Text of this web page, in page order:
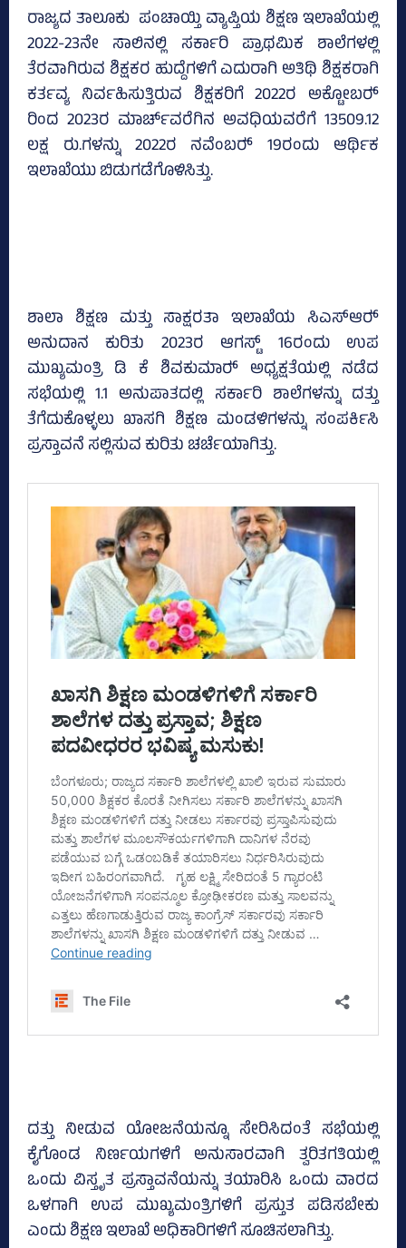
ರಾಜ್ಯದ ತಾಲೂಕು ಪಂಚಾಯ್ತಿ ವ್ಯಾಪ್ತಿಯ ಶಿಕ್ಷಣ ಇಲಾಖೆಯಲ್ಲಿ
2022-23ನೇ ಸಾಲಿನಲ್ಲಿ ಸರ್ಕಾರಿ ಪ್ರಾಥಮಿಕ ಶಾಲೆಗಳಲ್ಲಿ
ತೆರವಾಗಿರುವ ಶಿಕ್ಷಕರ ಹುದ್ದೆಗಳಿಗೆ ಎದುರಾಗಿ ಅತಿಥಿ ಶಿಕ್ಷಕರಾಗಿ
ಕರ್ತವ್ಯ ನಿರ್ವಹಿಸುತ್ತಿರುವ ಶಿಕ್ಷಕರಿಗೆ 2022ರ ಅಕ್ಟೋಬರ್‍‌
ರಿಂದ 2023ರ ಮಾರ್ಚ್‌ವರೆಗಿನ ಅವಧಿಯವರೆಗೆ 13509.12
ಲಕ್ಷ ರು.ಗಳನ್ನು 2022ರ ನವೆಂಬರ್‍‌ 19ರಂದು ಆರ್ಥಿಕ
ಇಲಾಖೆಯು ಬಿಡುಗಡೆಗೊಳಿಸಿತ್ತು.
ಶಾಲಾ ಶಿಕ್ಷಣ ಮತ್ತು ಸಾಕ್ಷರತಾ ಇಲಾಖೆಯ ಸಿಎಸ್‌ಆರ್‍‌
ಅನುದಾನ ಕುರಿತು 2023ರ ಆಗಸ್ಟ್‌ 16ರಂದು ಉಪ
ಮುಖ್ಯಮಂತ್ರಿ ಡಿ ಕೆ ಶಿವಕುಮಾರ್‍‌ ಅಧ್ಯಕ್ಷತೆಯಲ್ಲಿ ನಡೆದ
ಸಭೆಯಲ್ಲಿ 1.1 ಅನುಪಾತದಲ್ಲಿ ಸರ್ಕಾರಿ ಶಾಲೆಗಳನ್ನು ದತ್ತು
ತೆಗೆದುಕೊಳ್ಳಲು ಖಾಸಗಿ ಶಿಕ್ಷಣ ಮಂಡಳಿಗಳನ್ನು ಸಂಪರ್ಕಿಸಿ
ಪ್ರಸ್ತಾವನೆ ಸಲ್ಲಿಸುವ ಕುರಿತು ಚರ್ಚೆಯಾಗಿತ್ತು.
ದತ್ತು ನೀಡುವ ಯೋಜನೆಯನ್ನೂ ಸೇರಿಸಿದಂತೆ ಸಭೆಯಲ್ಲಿ
ಕೈಗೊಂಡ ನಿರ್ಣಯಗಳಿಗೆ ಅನುಸಾರವಾಗಿ ತ್ವರಿತಗತಿಯಲ್ಲಿ
ಒಂದು ವಿಸ್ತೃತ ಪ್ರಸ್ತಾವನೆಯನ್ನು ತಯಾರಿಸಿ ಒಂದು ವಾರದ
ಒಳಗಾಗಿ ಉಪ ಮುಖ್ಯಮಂತ್ರಿಗಳಿಗೆ ಪ್ರಸ್ತುತ ಪಡಿಸಬೇಕು
ಎಂದು ಶಿಕ್ಷಣ ಇಲಾಖೆ ಅಧಿಕಾರಿಗಳಿಗೆ ಸೂಚಿಸಲಾಗಿತ್ತು.